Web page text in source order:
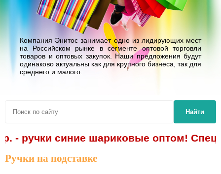
Компания Энитос занимает одно из лидирующих мест
на Российском рынке в сегменте оптовой торговли
товаров и оптовых закупок. Наши предложения будут
одинаково актуальны как для крупного бизнеса, так для
среднего и малого.
Найти
- ручки синие шариковые оптом!
Ручки на подставке